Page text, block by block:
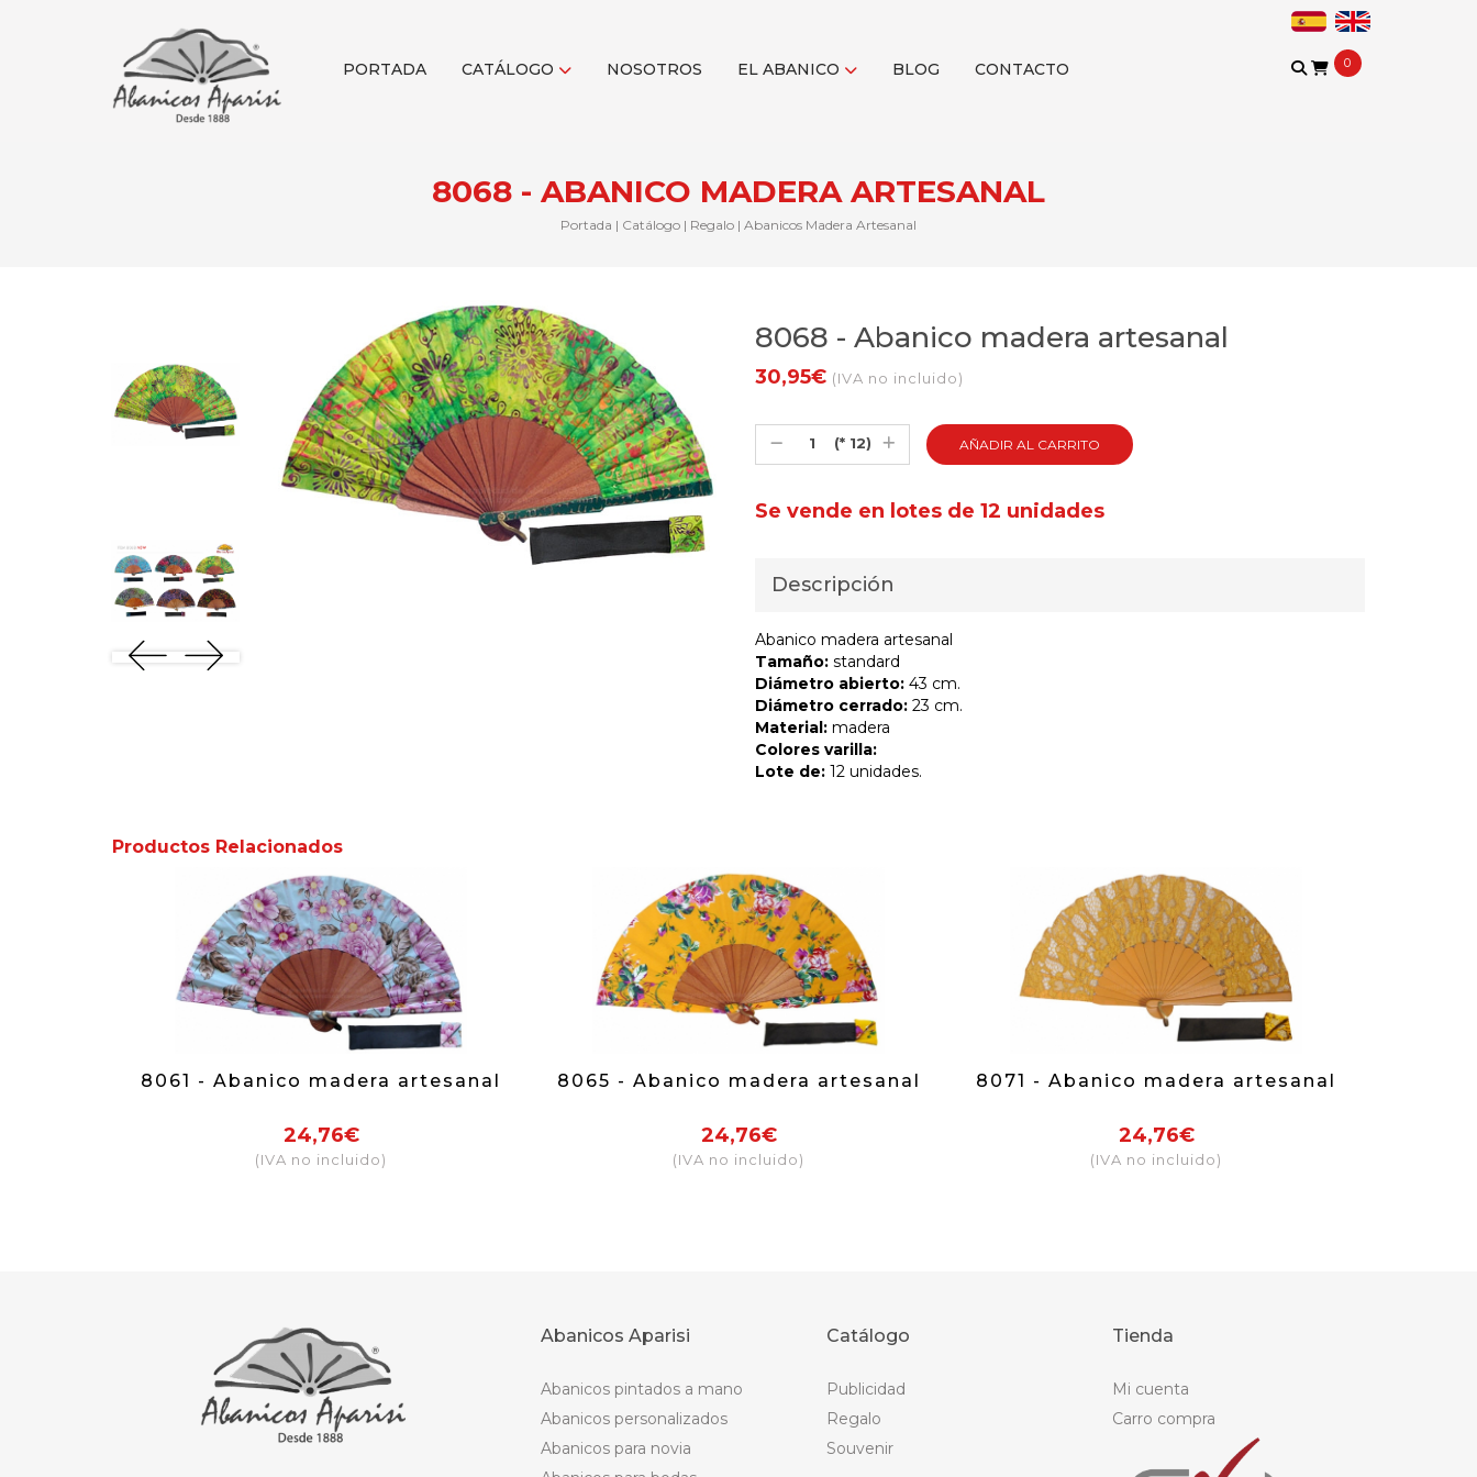
PORTADA CATÁLOGO NOSOTROS EL ABANICO BLOG CONTACTO 0
8068 - ABANICO MADERA ARTESANAL
Portada | Catálogo | Regalo | Abanicos Madera Artesanal
8068 - Abanico madera artesanal
30,95€ (IVA no incluido)
(* 12)
Se vende en lotes de 12 unidades
Descripción
Abanico madera artesanal
Tamaño: standard
Diámetro abierto: 43 cm.
Diámetro cerrado: 23 cm.
Material: madera
Colores varilla:
Lote de: 12 unidades.
Productos Relacionados
8061 - Abanico madera artesanal
24,76€
(IVA no incluido)
8065 - Abanico madera artesanal
24,76€
(IVA no incluido)
8071 - Abanico madera artesanal
24,76€
(IVA no incluido)
Abanicos Aparisi
Abanicos pintados a mano
Abanicos personalizados
Abanicos para novia
Catálogo
Publicidad
Regalo
Souvenir
Tienda
Mi cuenta
Carro compra